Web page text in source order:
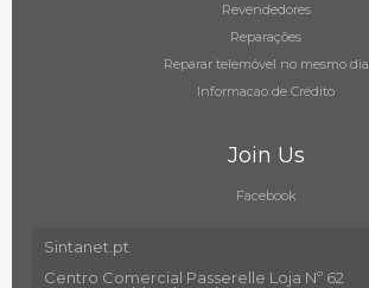
Revendedores
Reparações
Reparar telemóvel no mesmo dia
Informacao de Crédito
Join Us
Facebook
Sintanet.pt
Centro Comercial Passerelle Loja Nº 62